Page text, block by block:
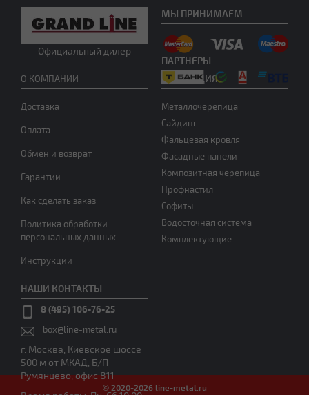
Официальный дилер
НАШИ КОНТАКТЫ
8 (495) 106-76-25
box@line-metal.ru
г. Москва, Киевское шоссе
500 м от МКАД, Б/П
Румянцево, офис 811
О КОМПАНИИ
Доставка
Оплата
Обмен и возврат
Гарантии
Как сделать заказ
Политика обработки
персональных данных
Инструкции
ПРОДУКЦИЯ
Металлочерепица
Сайдинг
Фальцевая кровля
Фасадные панели
Композитная черепица
Профнастил
Софиты
Водосточная система
Комплектующие
МЫ ПРИНИМАЕМ
ПАРТНЕРЫ
© 2020-2026 line-metal.ru
Нужна консультация